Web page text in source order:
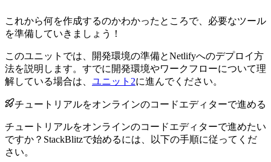
これから何を作成するのかわかったところで、必要なツール
を準備していきましょう！
このユニットでは、開発環境の準備とNetlifyへのデプロイ方
法を説明します。すでに開発環境やワークフローについて理
解している場合は、 ユニット2に進んでください。
チュートリアルをオンラインのコードエディターで進める
チュートリアルをオンラインのコードエディターで進めたい
ですか？StackBlitzで始めるには、以下の手順に従ってくだ
さい。